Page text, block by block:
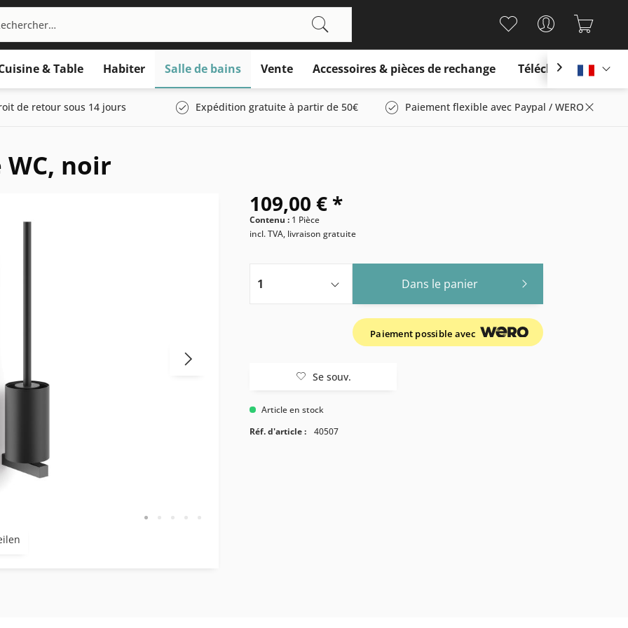
& Table Habiter Salle de bains Vente Accessoires & pièces de rechange Télécharger

de retour sous 14 jours Expédition gratuite à partir de 50€ Paiement flexible avec Paypal / WERO
noir
109,00 € *
Contenu : 1 Pièce
incl. TVA, livraison gratuite
Dans le panier
Paiement possible avec
Se souv.
Article en stock
Réf. d'article :
40507